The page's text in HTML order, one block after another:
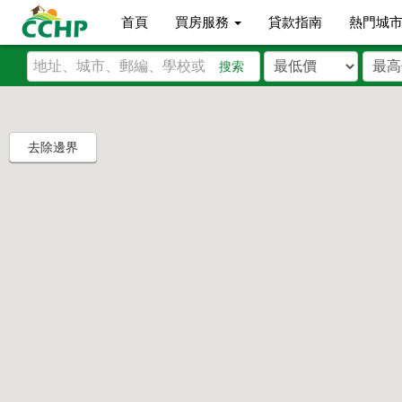
首頁 買房服務 貸款指南 熱門城
搜索
去除邊界